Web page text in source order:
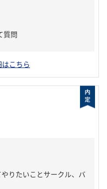
質問
こちら
りたいことサークル、バ